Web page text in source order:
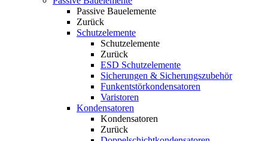
Passive Bauelemente
Zurück
Schutzelemente
Schutzelemente
Zurück
ESD Schutzelemente
Sicherungen & Sicherungszubehör
Funkentstörkondensatoren
Varistoren
Kondensatoren
Kondensatoren
Zurück